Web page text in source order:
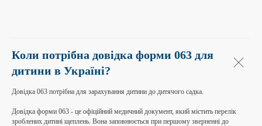
Коли потрібна довідка форми 063 для
дитини в Україні?
Довідка 063 потрібна для зарахування дитини до дитячого садка.
Довідка форми 063 - це офіційний медичний документ, який містить перелік
зроблених дитині щеплень. Вона заповнюється при першому зверненні до